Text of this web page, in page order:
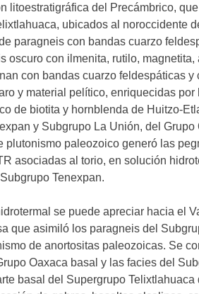
litoestratigráfica del Precámbrico,
ubicados al noroccidente
paragneis con bandas cuarzo
oscuro con ilmenita, rutilo,
con bandas cuarzo feldespáticas
y material pelítico, enriquecidas por
de biotita y hornblenda de Huitzo-
y Subgrupo La Unión, del
plutonismo paleozoico generó las
asociadas al torio, en solución
Tenexpan.
se puede apreciar hacia el
que asimiló los paragneis del
de anortositas paleozoicas. Se
Oaxaca basal y las facies del
basal del Supergrupo